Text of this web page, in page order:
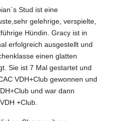
Stud ist eine
gelehrige, verspielte,
Hündin. Gracy ist in
erfolgreich ausgestellt und
einen glatten
Sie ist 7 Mal gestartet und
VDH+Club gewonnen und
und war dann
+Club.